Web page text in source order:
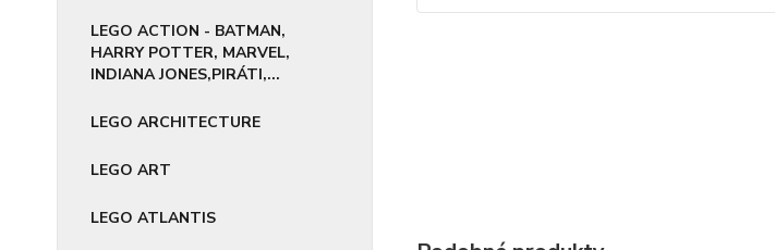
LEGO ACTION - BATMAN,
HARRY POTTER, MARVEL,
INDIANA JONES,PIRÁTI,...
LEGO ARCHITECTURE
LEGO ART
LEGO ATLANTIS